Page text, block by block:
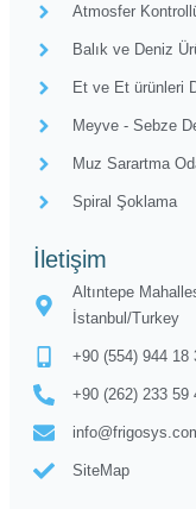
Atmosfer
Balık ve Deniz
Et ve Et ürünleri
Meyve - Sebze
Muz Sarartma
Spiral Şoklama
İletişim
Altıntepe
İstanbul/Turkey
+90 (554) 944 18
+90 (262) 233 59
SiteMap